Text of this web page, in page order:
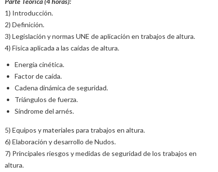
1) Introducción.
2) Definición.
3) Legislación y normas UNE de aplicación en trabajos de altura.
4) Física aplicada a las caídas de altura.
Energía cinética.
Factor de caída.
Cadena dinámica de seguridad.
Triángulos de fuerza.
Síndrome del arnés.
5) Equipos y materiales para trabajos en altura.
6) Elaboración y desarrollo de Nudos.
7) Principales riesgos y medidas de seguridad de los trabajos en
altura.